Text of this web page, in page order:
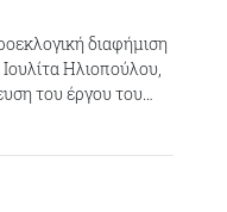
διαφήμιση
Ηλιοπούλου,
του έργου του…